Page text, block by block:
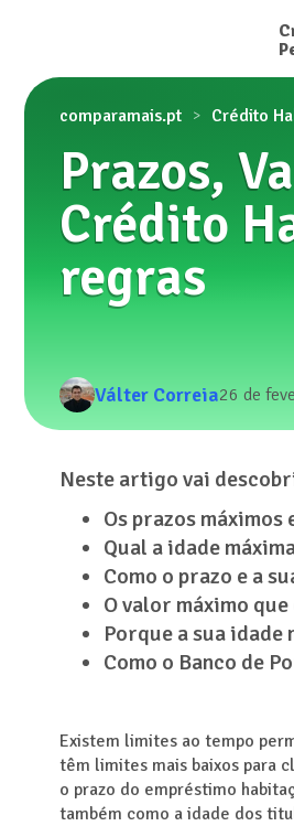
comparamais.pt Crédito
Prazos,
Crédito
regras
Válter Correia26 de
Neste artigo vai
Os prazos
Qual a idade
Como o prazo e a
O valor máximo
Porque a sua
Como o Banco de
Existem limites ao tempo
têm limites mais baixos para
o prazo do empréstimo
também como a idade dos